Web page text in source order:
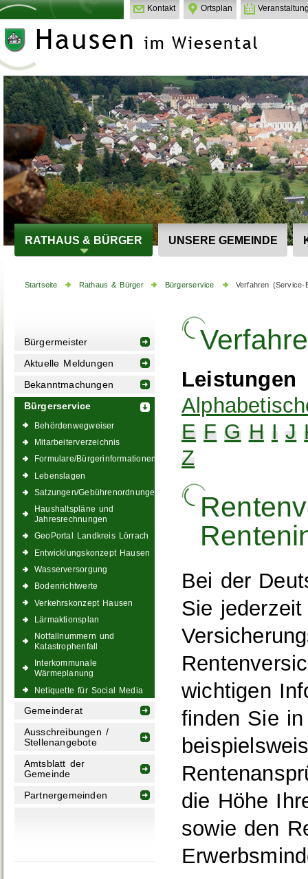
Kontakt Ortsplan
RATHAUS & BÜRGER UNSERE GEMEINDE
Startseite Rathaus & Bürger Bürgerservice Verfahren (Service-
Bürgermeister
Aktuelle Meldungen
Bekanntmachungen
Bürgerservice
Behördenwegweiser
Mitarbeiterverzeichnis
Formulare/Bürgerinformationen
Lebenslagen
Satzungen/Gebührenordnungen
Haushaltspläne und
Jahresrechnungen
GeoPortal Landkreis Lörrach
Entwicklungskonzept Hausen
Wasserversorgung
Bodenrichtwerte
Verkehrskonzept Hausen
Lärmaktionsplan
Notfallnummern und
Katastrophenfall
Interkommunale
Wärmeplanung
Netiquette für Social Media
Gemeinderat
Ausschreibungen /
Stellenangebote
Amtsblatt der
Gemeinde
Partnergemeinden
Leistungen
E F G H I J
Z
Bei der
Sie
wichtigen
finden Sie
die Höhe
sowie den